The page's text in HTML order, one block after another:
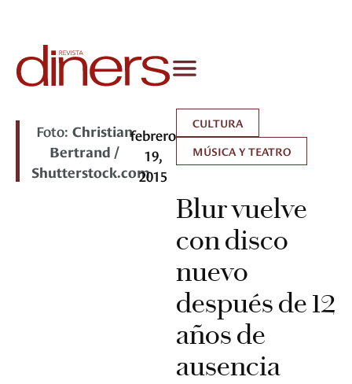
Foto: Christian
Bertrand /
Shutterstock.com
febrero
19,
2015
CULTURA
MÚSICA Y TEATRO
Blur vuelve
con disco
nuevo
después de 12
años de
ausencia